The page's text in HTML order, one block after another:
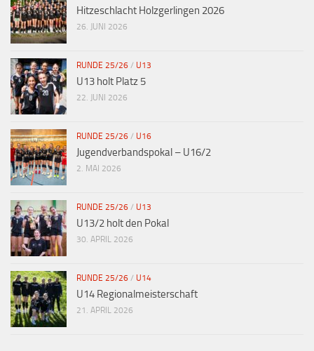
Hitzeschlacht Holzgerlingen 2026
26. JUNI 2026
RUNDE 25/26 / U13
U13 holt Platz 5
22. JUNI 2026
RUNDE 25/26 / U16
Jugendverbandspokal – U16/2
2. MAI 2026
RUNDE 25/26 / U13
U13/2 holt den Pokal
30. APRIL 2026
RUNDE 25/26 / U14
U14 Regionalmeisterschaft
21. APRIL 2026